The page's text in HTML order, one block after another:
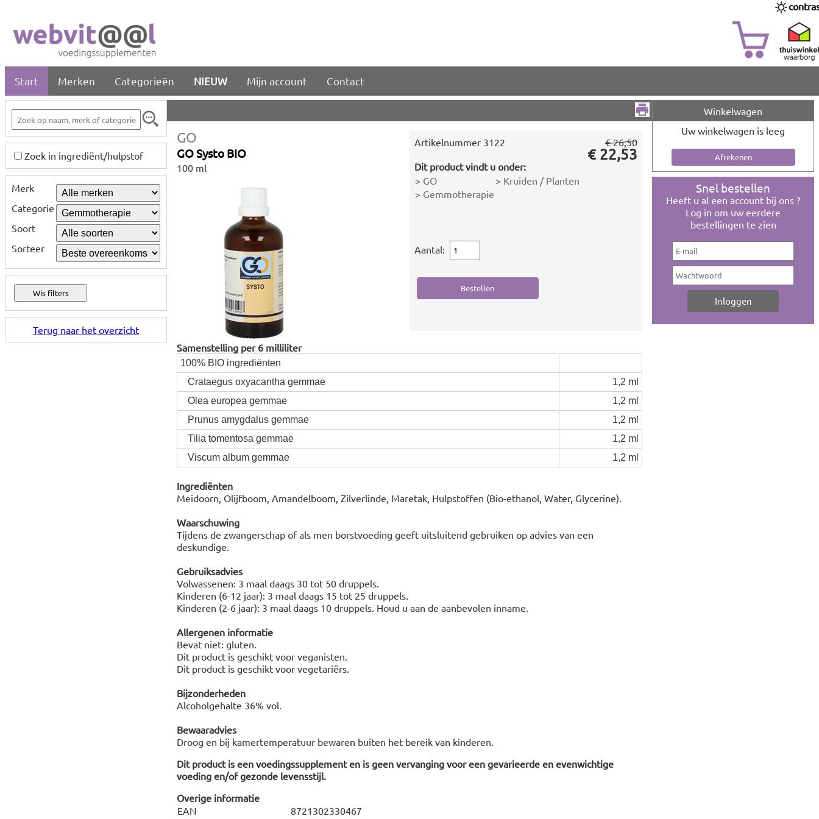
Start Merken Categorieën NIEUW Mijn account Contact
Zoek in ingrediënt/hulpstof
Merk
Categorie
Soort
Sorteer
Terug naar het overzicht
GO
GO Systo BIO
100 ml
Artikelnummer 3122
Dit product vindt u onder:
> GO > Kruiden / Planten
> Gemmotherapie
€ 26,50
€ 22,53
Aantal:
Samenstelling per 6 milliliter
100% BIO ingrediënten
Crataegus oxyacantha gemmae
1,2 ml
Olea europea gemmae
1,2 ml
Prunus amygdalus gemmae
1,2 ml
Tilia tomentosa gemmae
1,2 ml
Viscum album gemmae
1,2 ml
Ingrediënten
Meidoorn, Olijfboom, Amandelboom, Zilverlinde, Maretak, Hulpstoffen (Bio-ethanol, Water, Glycerine).
Waarschuwing
Tijdens de zwangerschap of als men borstvoeding geeft uitsluitend gebruiken op advies van een
deskundige.
Gebruiksadvies
Volwassenen: 3 maal daags 30 tot 50 druppels.
Kinderen (6-12 jaar): 3 maal daags 15 tot 25 druppels.
Kinderen (2-6 jaar): 3 maal daags 10 druppels. Houd u aan de aanbevolen inname.
Allergenen informatie
Bevat niet: gluten.
Dit product is geschikt voor veganisten.
Dit product is geschikt voor vegetariërs.
Bijzonderheden
Alcoholgehalte 36% vol.
Bewaaradvies
Droog en bij kamertemperatuur bewaren buiten het bereik van kinderen.
Dit product is een voedingssupplement en is geen vervanging voor een gevarieerde en evenwichtige
voeding en/of gezonde levensstijl.
Overige informatie
EAN
8721302330467
Winkelwagen
Uw winkelwagen is leeg
Snel bestellen
Heeft u al een account bij ons ?
Log in om uw eerdere
bestellingen te zien